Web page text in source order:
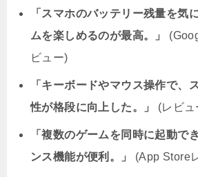
「スマホのバッテリー残量を気
ムを楽しめるのが最高。」
ビュー)
「キーボードやマウス操作で、
性が格段に向上した。」
(レビ
「複数のゲームを同時に起動で
ンス機能が便利。」
(App Store